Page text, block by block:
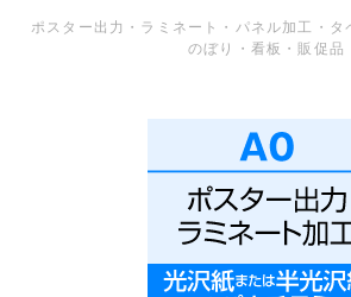
ポスター出力・ラミネート・パネル加工・タ
のぼり・看板・販促品